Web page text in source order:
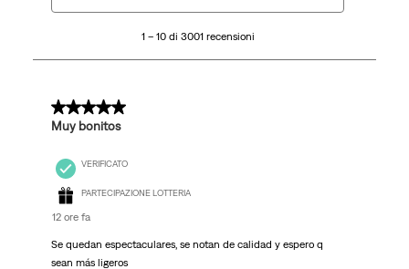
3001
1 – 10 di 3001 recensioni
5 su 5 stelle.
Muy bonitos
VERIFICATO
PARTECIPAZIONE LOTTERIA
12 ore fa
Se quedan espectaculares, se notan de calidad y espero q
sean más ligeros